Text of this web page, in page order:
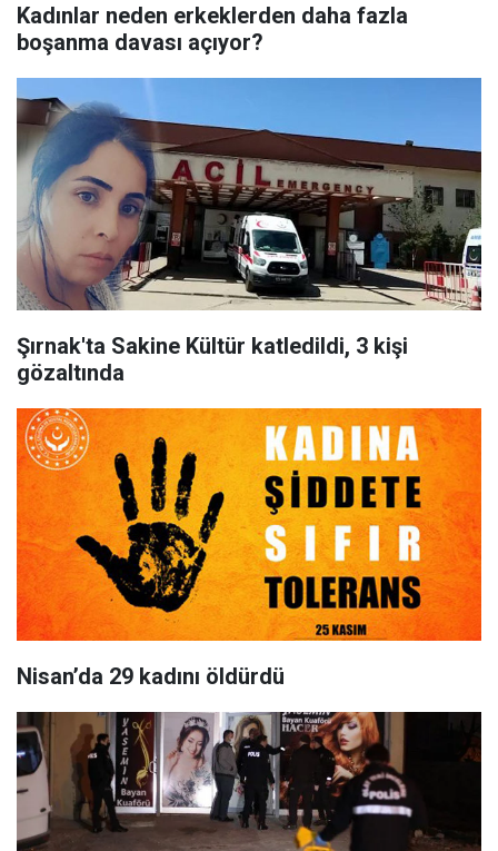
Kadınlar neden erkeklerden daha fazla
boşanma davası açıyor?
Şırnak'ta Sakine Kültür katledildi, 3 kişi
gözaltında
Nisan’da 29 kadını öldürdü